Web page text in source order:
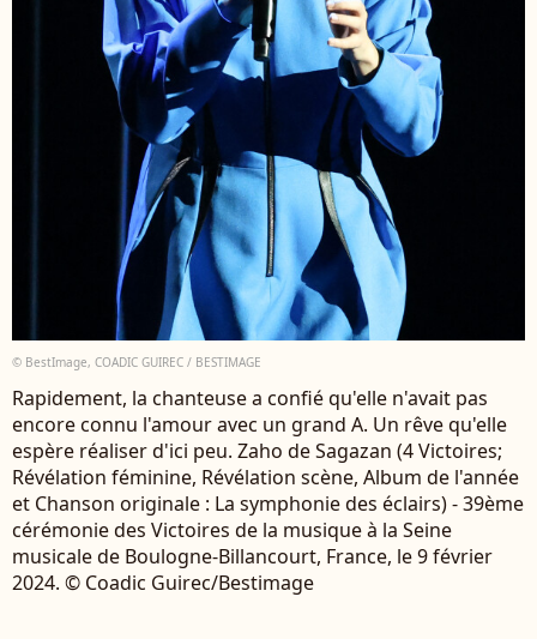
© BestImage, COADIC GUIREC / BESTIMAGE
Rapidement, la chanteuse a confié qu'elle n'avait pas
encore connu l'amour avec un grand A. Un rêve qu'elle
espère réaliser d'ici peu. Zaho de Sagazan (4 Victoires;
Révélation féminine, Révélation scène, Album de l'année
et Chanson originale : La symphonie des éclairs) - 39ème
cérémonie des Victoires de la musique à la Seine
musicale de Boulogne-Billancourt, France, le 9 février
2024. © Coadic Guirec/Bestimage